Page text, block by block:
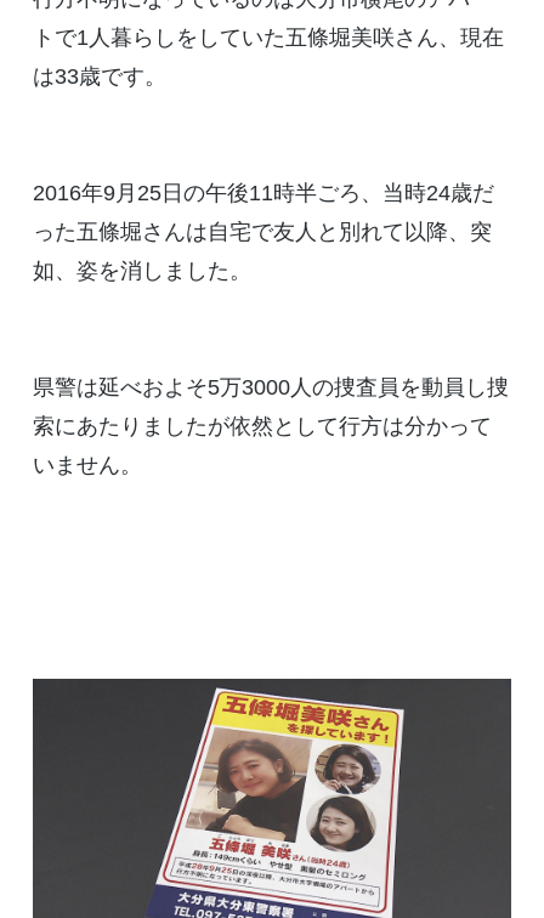
トで1人暮らしをしていた五條堀美咲さん、現在
は33歳です。
2016年9月25日の午後11時半ごろ、当時24歳だ
った五條堀さんは自宅で友人と別れて以降、突
如、姿を消しました。
県警は延べおよそ5万3000人の捜査員を動員し捜
索にあたりましたが依然として行方は分かって
いません。